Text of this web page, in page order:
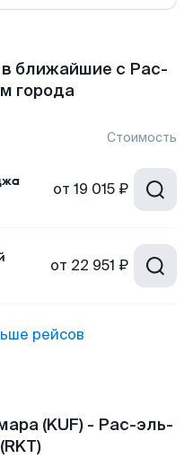
ближайшие с Рас-
города
Стоимость
от 19 015 ₽
от 22 951 ₽
рейсов
(KUF) - Рас-эль-